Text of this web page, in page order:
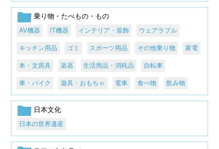
乗り物・たべもの・もの
AV機器 IT機器 インテリア・装飾 ウェアラブル
キッチン用品 ゴミ スポーツ用品 その他乗り物 家電
本・文房具 楽器 生活用品・消耗品 自転車
車・バイク 遊具・おもちゃ 電車 食べ物 飲み物
日本文化
日本の世界遺産